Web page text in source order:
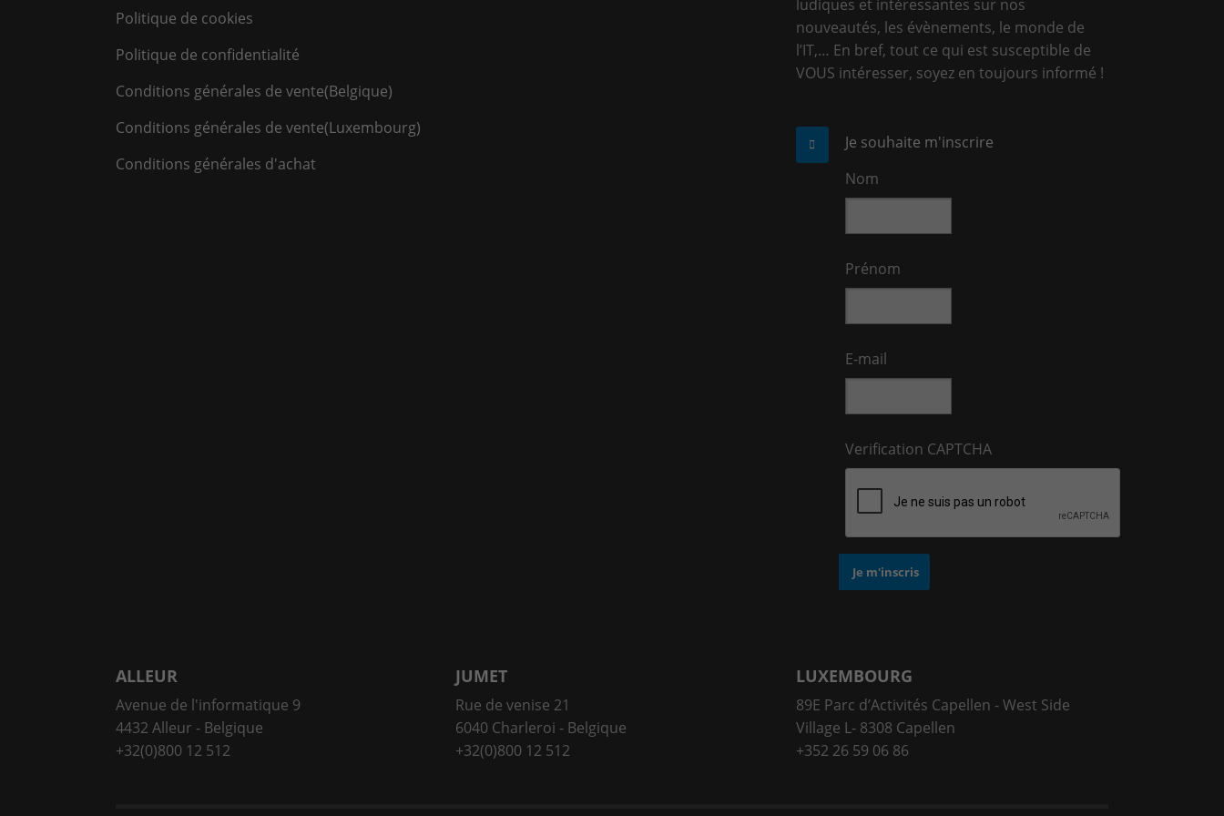
Politique de cookies
Politique de confidentialité
Conditions générales de vente(Belgique)
Conditions générales de vente(Luxembourg)
Conditions générales d'achat
ludiques et intéressantes sur nos
nouveautés, les évènements, le monde de
l’IT,… En bref, tout ce qui est susceptible de
VOUS intéresser, soyez en toujours informé !
Je souhaite m'inscrire
Nom
Prénom
E-mail
Verification CAPTCHA
ALLEUR
Avenue de l'informatique 9
4432 Alleur - Belgique
+32(0)800 12 512
JUMET
Rue de venise 21
6040 Charleroi - Belgique
+32(0)800 12 512
LUXEMBOURG
89E Parc d’Activités Capellen - West Side
Village L- 8308 Capellen
+352 26 59 06 86